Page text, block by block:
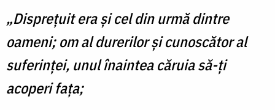
„Dispreţuit era şi cel din urmă dintre
oameni; om al durerilor şi cunoscător al
suferinţei, unul înaintea căruia să-ţi
acoperi faţa;